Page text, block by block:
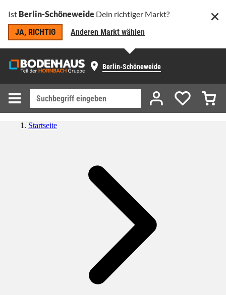
Ist Berlin-Schöneweide Dein richtiger Markt?
JA, RICHTIG
Anderen Markt wählen
Berlin-Schöneweide
Startseite